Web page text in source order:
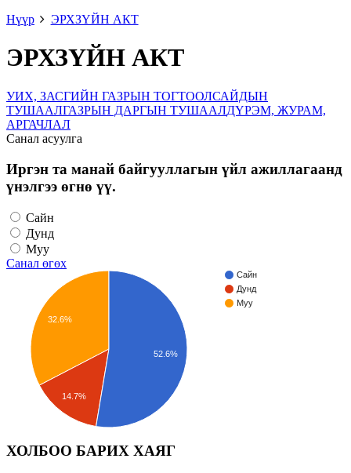
Нүүр
ЭРХЗҮЙН АКТ
ЭРХЗҮЙН АКТ
УИХ, ЗАСГИЙН ГАЗРЫН ТОГТООЛСАЙДЫН
ТУШААЛГАЗРЫН ДАРГЫН ТУШААЛДҮРЭМ, ЖУРАМ,
АРГАЧЛАЛ
Санал асуулга
Иргэн та манай байгууллагын үйл ажиллагаанд
үнэлгээ өгнө үү.
Сайн
Дунд
Муу
Санал өгөх
Сайн
Дунд
Муу
32.6%
14.7%
52.6%
ХОЛБОО БАРИХ ХАЯГ